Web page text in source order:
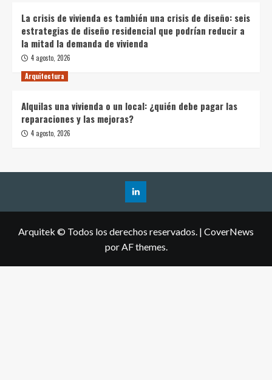
La crisis de vivienda es también una crisis de diseño: seis
estrategias de diseño residencial que podrían reducir a
la mitad la demanda de vivienda
4 agosto, 2026
Arquitectura
Alquilas una vivienda o un local: ¿quién debe pagar las
reparaciones y las mejoras?
4 agosto, 2026
Arquitek © Todos los derechos reservados. | CoverNews
por AF themes.